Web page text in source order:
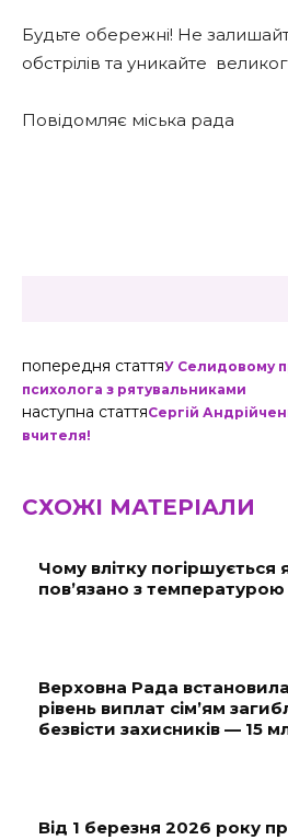
Будьте обережні! Не
обстрілів та уникайте
Повідомляє міська рада
попередня статтяУ Селидовому
психолога з рятувальниками
наступна статтяСергій
вчителя!
СХОЖІ МАТЕРІАЛИ
Чому влітку погіршується
пов’язано з температурою
Верховна Рада
рівень виплат сім’ям
безвісти захисників — 15
Від 1 березня 2026 року